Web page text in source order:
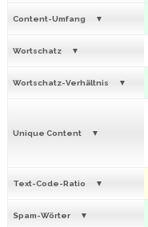
Content-Umfang
Wortschatz
Wortschatz-Verhältnis
Unique Content
Text-Code-Ratio
Spam-Wörter